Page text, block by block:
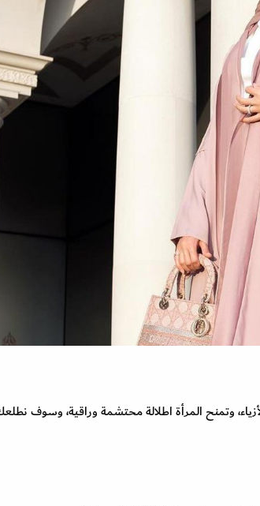
وتمنح المرأة اطلالة محتشمة وراقية، وسوف